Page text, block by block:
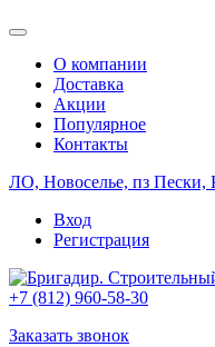
О компании
Доставка
Акции
Популярное
Контакты
ЛО, Новоселье, пз Пески,
Вход
Регистрация
+7 (812) 960-58-30
Заказать звонок